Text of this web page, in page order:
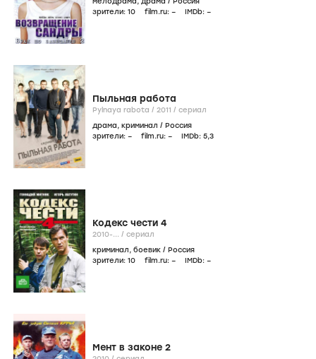
зрители: 10 film.ru: – IMDb: –
Пыльная работа
Pylnaya rabota / 2011 / сериал
драма, криминал / Россия
зрители: – film.ru: – IMDb: 5,3
Кодекс чести 4
2010-... / сериал
криминал, боевик / Россия
зрители: 10 film.ru: – IMDb: –
Мент в законе 2